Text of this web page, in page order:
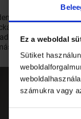
Ez a weboldal
Sütiket
számukra vagy
számos
nagy. Ehhez
az első
irányba húz,